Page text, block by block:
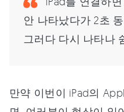
안 나타났다가 2초
그러다 다시 나타나
만약 이번이 iPad의